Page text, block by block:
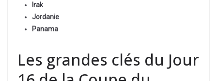
Irak
Jordanie
Panama
Les grandes clés du Jour